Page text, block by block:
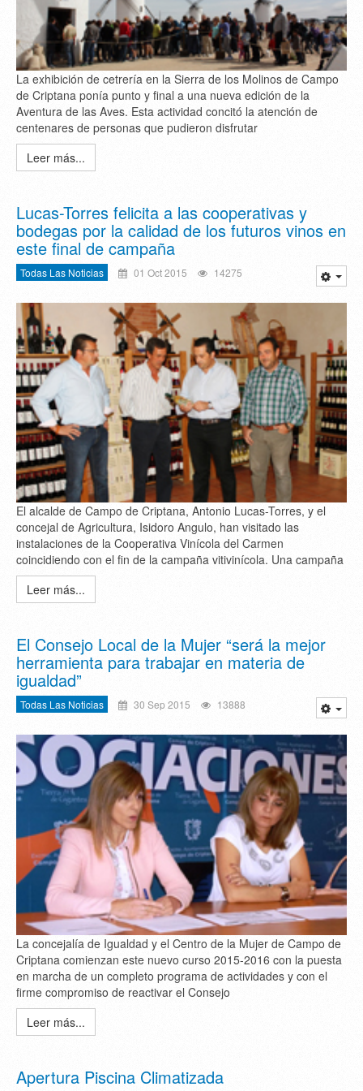
La exhibición de cetrería en la Sierra de los Molinos de Campo
de Criptana ponía punto y final a una nueva edición de la
Aventura de las Aves. Esta actividad concitó la atención de
centenares de personas que pudieron disfrutar
Leer más...
Lucas-Torres felicita a las cooperativas y
bodegas por la calidad de los futuros vinos en
este final de campaña
Todas Las Noticias 01 Oct 2015 14275
El alcalde de Campo de Criptana, Antonio Lucas-Torres, y el
concejal de Agricultura, Isidoro Angulo, han visitado las
instalaciones de la Cooperativa Vinícola del Carmen
coincidiendo con el fin de la campaña vitivinícola. Una campaña
Leer más...
El Consejo Local de la Mujer “será la mejor
herramienta para trabajar en materia de
igualdad”
Todas Las Noticias 30 Sep 2015 13888
La concejalía de Igualdad y el Centro de la Mujer de Campo de
Criptana comienzan este nuevo curso 2015-2016 con la puesta
en marcha de un completo programa de actividades y con el
firme compromiso de reactivar el Consejo
Leer más...
Apertura Piscina Climatizada